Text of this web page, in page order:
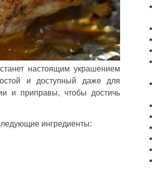
настоящим украшением
и доступный даже для
и приправы, чтобы достичь
ингредиенты: